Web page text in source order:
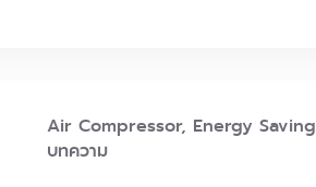
Air Compressor, Energy Saving
บทความ